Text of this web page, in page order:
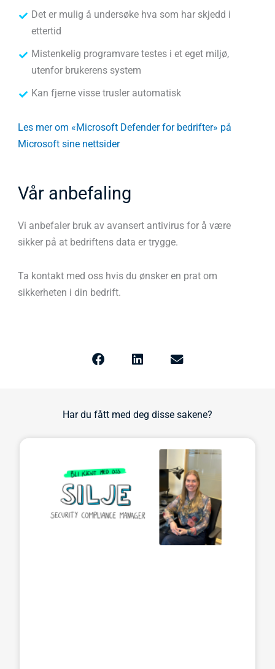
Det er mulig å undersøke hva som har skjedd i
ettertid
Mistenkelig programvare testes i et eget miljø,
utenfor brukerens system
Kan fjerne visse trusler automatisk
Les mer om «Microsoft Defender for bedrifter» på
Microsoft sine nettsider
Vår anbefaling
Vi anbefaler bruk av avansert antivirus for å være
sikker på at bedriftens data er trygge.
Ta kontakt med oss hvis du ønsker en prat om
sikkerheten i din bedrift.
Har du fått med deg disse sakene?